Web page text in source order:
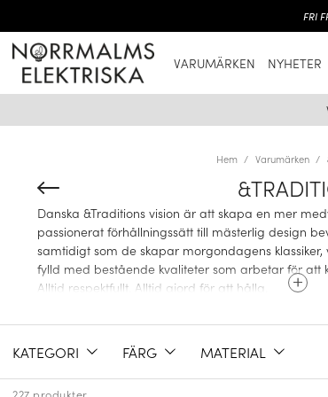
FRI
VARUMÄRKEN NYHETER
Hem Varumärken
Danska &Traditions vision är att skapa en mer
passionerat förhållningssätt till mästerlig design
samtidigt som de skapar morgondagens klassiker,
fylld med bestående kvaliteter som arbetar för att
Alltid respektfullt. Alltid gjord för att hålla.
KATEGORI FÄRG MATERIAL
227 produkter